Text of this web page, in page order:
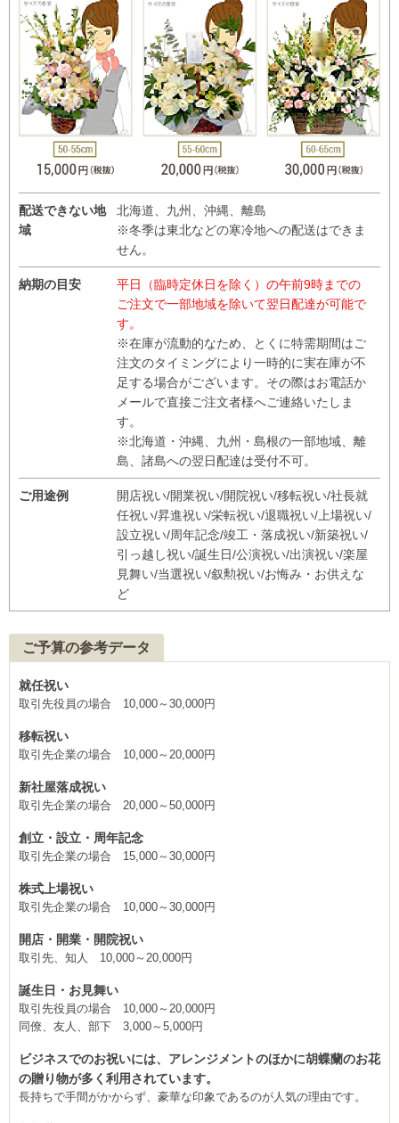
配送できない地
域
北海道、九州、沖縄、離島
※冬季は東北などの寒冷地への配送はできま
せん。
納期の目安
平日（臨時定休日を除く）の午前9時までの
ご注文で一部地域を除いて翌日配達が可能で
す。
※在庫が流動的なため、とくに特需期間はご
注文のタイミングにより一時的に実在庫が不
足する場合がございます。その際はお電話か
メールで直接ご注文者様へご連絡いたしま
す。
※北海道・沖縄、九州・島根の一部地域、離
島、諸島への翌日配達は受付不可。
ご用途例
開店祝い/開業祝い/開院祝い/移転祝い/社長就
任祝い/昇進祝い/栄転祝い/退職祝い/上場祝い/
設立祝い/周年記念/竣工・落成祝い/新築祝い/
引っ越し祝い/誕生日/公演祝い/出演祝い/楽屋
見舞い/当選祝い/叙勲祝い/お悔み・お供えな
ど
ご予算の参考データ
就任祝い
取引先役員の場合 10,000～30,000円
移転祝い
取引先企業の場合 10,000～20,000円
新社屋落成祝い
取引先企業の場合 20,000～50,000円
創立・設立・周年記念
取引先企業の場合 15,000～30,000円
株式上場祝い
取引先企業の場合 10,000～30,000円
開店・開業・開院祝い
取引先、知人 10,000～20,000円
誕生日・お見舞い
取引先役員の場合 10,000～20,000円
同僚、友人、部下 3,000～5,000円
ビジネスでのお祝いには、アレンジメントのほかに胡蝶蘭のお花
の贈り物が多く利用されています。
長持ちで手間がかからず、豪華な印象であるのが人気の理由です。